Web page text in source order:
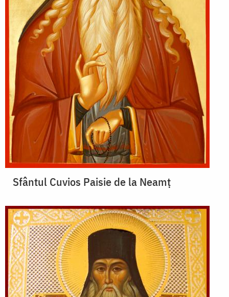
Sfântul Cuvios Paisie de la Neamț